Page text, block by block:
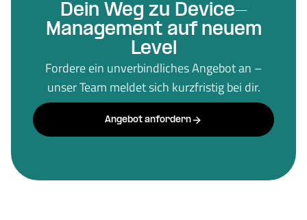
Dein Weg zu Device-
Management auf neuem
Level
Fordere ein unverbindliches Angebot an –
unser Team meldet sich kurzfristig bei dir.
Angebot anfordern